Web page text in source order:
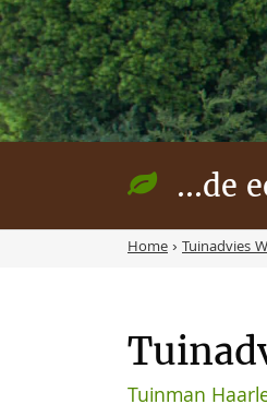
...de
Home› Tuinadvies
Tuinman